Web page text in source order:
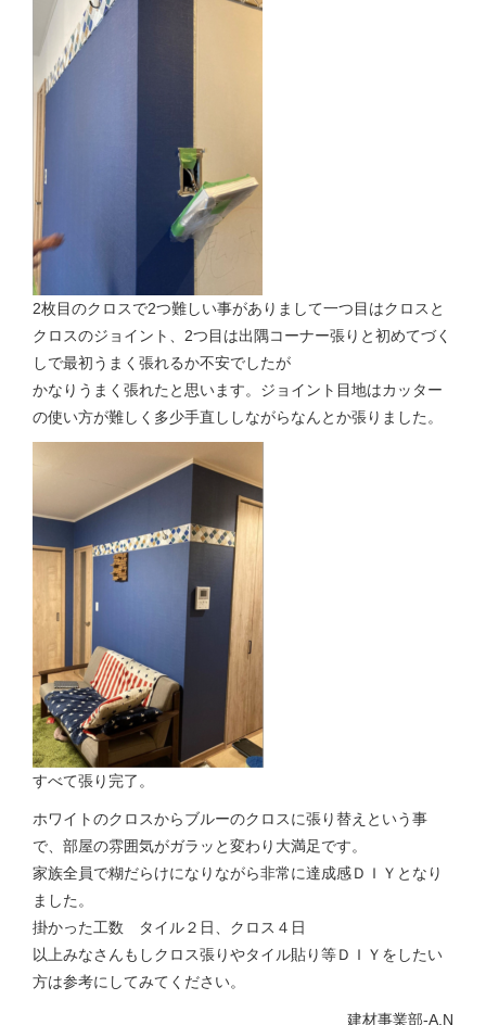
2枚目のクロスで2つ難しい事がありまして一つ目はクロスと
クロスのジョイント、2つ目は出隅コーナー張りと初めてづく
しで最初うまく張れるか不安でしたが
かなりうまく張れたと思います。ジョイント目地はカッター
の使い方が難しく多少手直ししながらなんとか張りました。
すべて張り完了。
ホワイトのクロスからブルーのクロスに張り替えという事
で、部屋の雰囲気がガラッと変わり大満足です。
家族全員で糊だらけになりながら非常に達成感ＤＩＹとなり
ました。
掛かった工数 タイル２日、クロス４日
以上みなさんもしクロス張りやタイル貼り等ＤＩＹをしたい
方は参考にしてみてください。
建材事業部-A.N